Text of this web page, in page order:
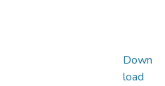
Down
load